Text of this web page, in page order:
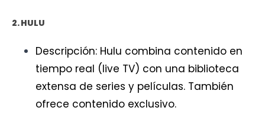
2. HULU
Descripción: Hulu combina contenido en
tiempo real (live TV) con una biblioteca
extensa de series y películas. También
ofrece contenido exclusivo.